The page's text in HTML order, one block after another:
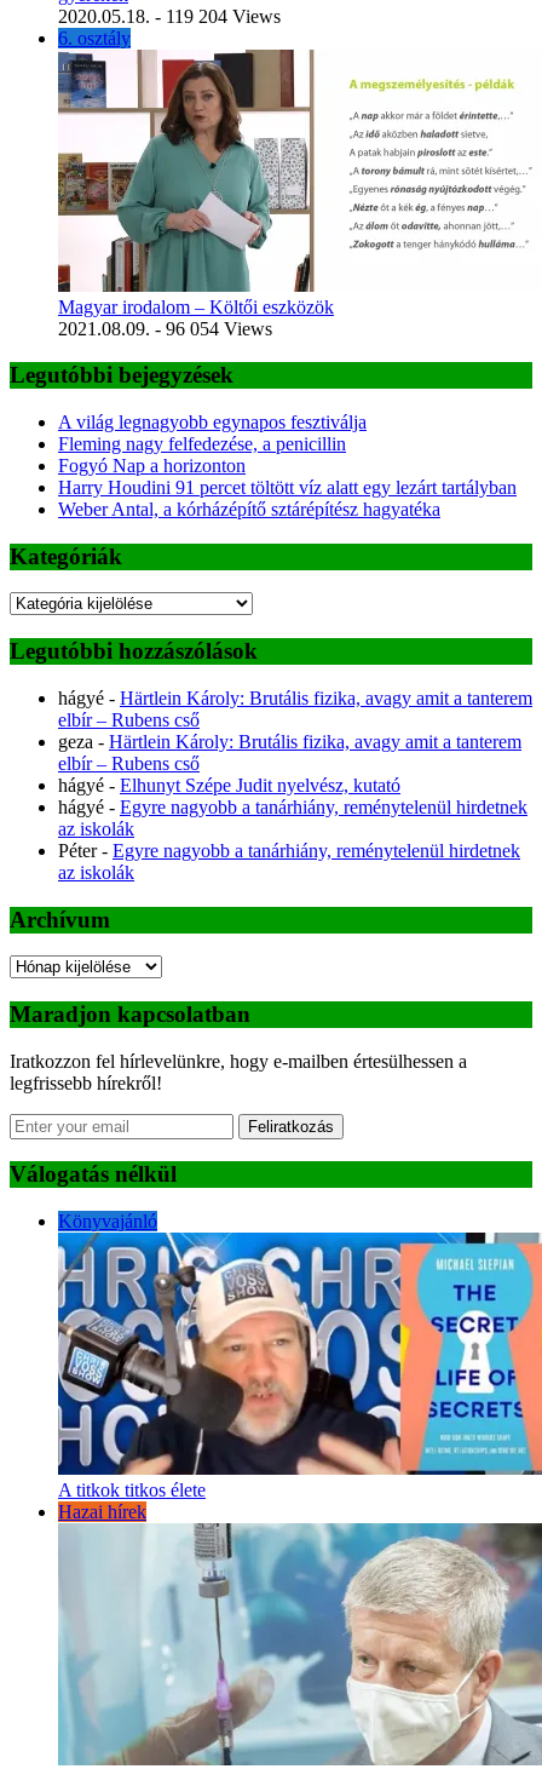
2020.05.18. - 119 204 Views
6. osztály
Magyar irodalom – Költői eszközök
2021.08.09. - 96 054 Views
Legutóbbi bejegyzések
A világ legnagyobb egynapos fesztiválja
Fleming nagy felfedezése, a penicillin
Fogyó Nap a horizonton
Harry Houdini 91 percet töltött víz alatt egy lezárt tartályban
Weber Antal, a kórházépítő sztárépítész hagyatéka
Kategóriák
Kategóriák
Legutóbbi hozzászólások
hágyé - Härtlein Károly: Brutális fizika, avagy amit a tanterem
elbír – Rubens cső
geza - Härtlein Károly: Brutális fizika, avagy amit a tanterem
elbír – Rubens cső
hágyé - Elhunyt Szépe Judit nyelvész, kutató
hágyé - Egyre nagyobb a tanárhiány, reménytelenül hirdetnek
az iskolák
Péter- Egyre nagyobb a tanárhiány, reménytelenül hirdetnek
az iskolák
Archívum
Archívum
Maradjon kapcsolatban
Iratkozzon fel hírlevelünkre, hogy e-mailben értesülhessen a
legfrissebb hírekről!
Feliratkozás
Válogatás nélkül
Könyvajánló
A titkok titkos élete
Hazai hírek